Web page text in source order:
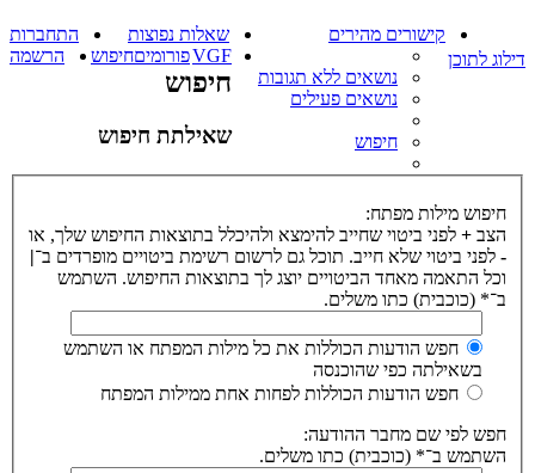
דילוג לתוכן
קישורים מהירים
נושאים ללא תגובות
נושאים פעילים
חיפוש
שאלות נפוצות
התחברות
הרשמה
VGFפורומיםחיפוש
חיפוש
שאילתת חיפוש
חיפוש מילות מפתח:
הצב + לפני ביטוי שחייב להימצא ולהיכלל בתוצאות החיפוש שלך, או
- לפני ביטוי שלא חייב. תוכל גם לרשום רשימת ביטויים מופרדים ב־|
וכל התאמה מאחד הביטויים יוצג לך בתוצאות החיפוש. השתמש
ב־* (כוכבית) כתו משלים.
חפש הודעות הכוללות את כל מילות המפתח או השתמש
בשאילתה כפי שהוכנסה
חפש הודעות הכוללות לפחות אחת ממילות המפתח
חפש לפי שם מחבר ההודעה:
השתמש ב־* (כוכבית) כתו משלים.